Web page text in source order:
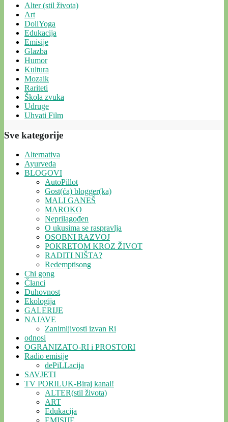
Alter (stil života)
Art
DoliYoga
Edukacija
Emisije
Glazba
Humor
Kultura
Mozaik
Rariteti
Škola zvuka
Udruge
Uhvati Film
Sve kategorije
Alternativa
Ayurveda
BLOGOVI
AutoPillot
Gost(ća) blogger(ka)
MALI GANEŠ
MAROKO
Neprilagođen
O ukusima se raspravlja
OSOBNI RAZVOJ
POKRETOM KROZ ŽIVOT
RADITI NIŠTA?
Redemptisong
Chi gong
Članci
Duhovnost
Ekologija
GALERIJE
NAJAVE
Zanimljivosti izvan Ri
odnosi
OGRANIZATO-RI i PROSTORI
Radio emisije
dePiLLacija
SAVJETI
TV PORILUK-Biraj kanal!
ALTER(stil života)
ART
Edukacija